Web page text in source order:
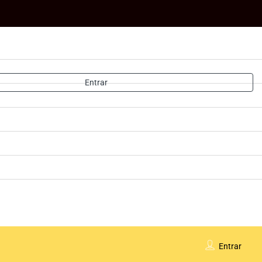
Entrar
Entrar